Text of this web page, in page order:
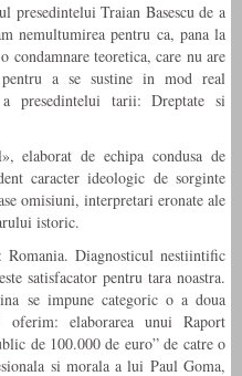
presedintelui Traian Basescu de a
nemultumirea pentru ca, pana la
condamnare teoretica, care nu are
a se sustine in mod real
a presedintelui tarii: Dreptate si
elaborat de echipa condusa de
caracter ideologic de sorginte
omisiuni, interpretari eronate ale
istoric.
Diagnosticul nestiintific
satisfacator pentru tara noastra.
se impune categoric o a doua
oferim: elaborarea unui Raport
de 100.000 de euro” de catre o
si morala a lui Paul Goma,